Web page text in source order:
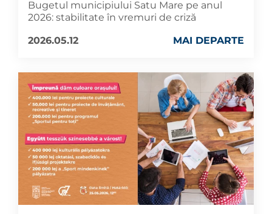
Bugetul municipiului Satu Mare pe anul
2026: stabilitate în vremuri de criză
2026.05.12
MAI DEPARTE